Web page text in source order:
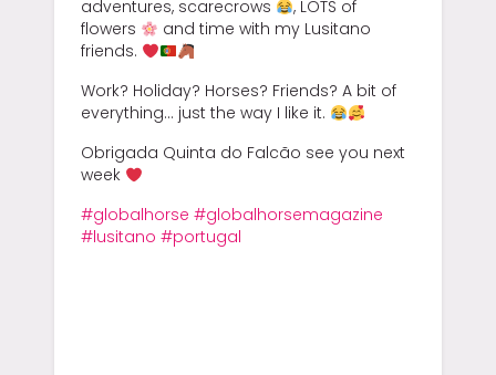
adventures, scarecrows
, LOTS of
flowers
and time with my Lusitano
friends.
Work? Holiday? Horses? Friends? A bit of
everything… just the way I like it.
Obrigada Quinta do Falcão see you next
week
#globalhorse #globalhorsemagazine
#lusitano #portugal